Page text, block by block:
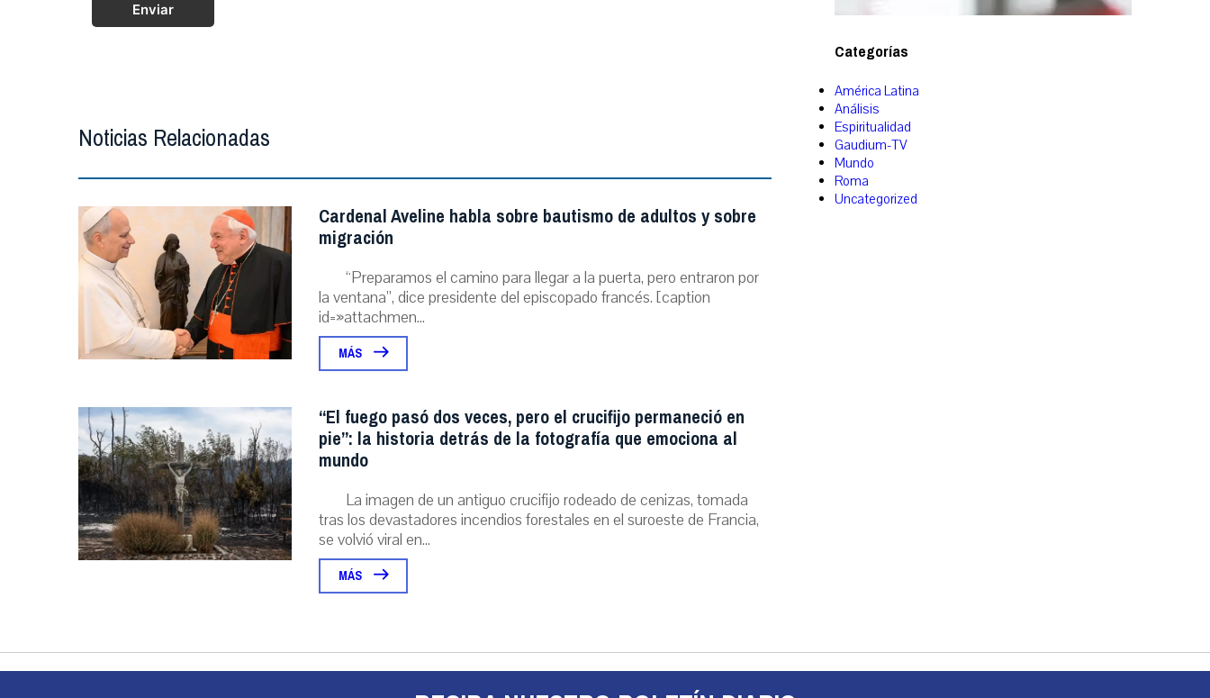
Enviar
Noticias Relacionadas
Cardenal Aveline habla sobre bautismo de adultos y sobre
migración
“Preparamos el camino para llegar a la puerta, pero entraron por
la ventana”, dice presidente del episcopado francés. [caption
id=»attachmen...
MÁS
“El fuego pasó dos veces, pero el crucifijo permaneció en
pie”: la historia detrás de la fotografía que emociona al
mundo
La imagen de un antiguo crucifijo rodeado de cenizas, tomada
tras los devastadores incendios forestales en el suroeste de Francia,
se volvió viral en...
MÁS
Categorías
América Latina
Análisis
Espiritualidad
Gaudium-TV
Mundo
Roma
Uncategorized